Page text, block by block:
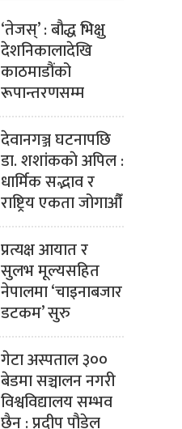
‘तेजस्’ : बौद्ध भिक्षु
देशनिकालादेखि
काठमाडौंको
रूपान्तरणसम्म
देवानगञ्ज घटनापछि
डा. शशांककाे अपिल :
धार्मिक सद्भाव र
राष्ट्रिय एकता जोगाऔँ
प्रत्यक्ष आयात र
सुलभ मूल्यसहित
नेपालमा ‘चाइनाबजार
डटकम’ सुरु
गेटा अस्पताल ३००
बेडमा सञ्चालन नगरी
विश्वविद्यालय सम्भव
छैन : प्रदीप पौडेल